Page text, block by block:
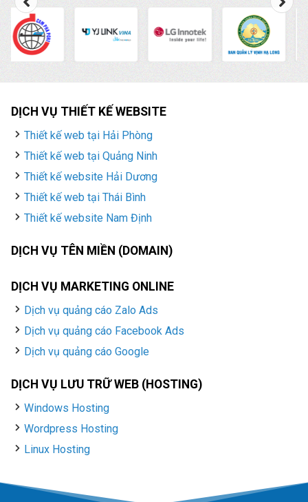
DỊCH VỤ THIẾT KẾ WEBSITE
Thiết kế web tại Hải Phòng
Thiết kế web tại Quảng Ninh
Thiết kế website Hải Dương
Thiết kế web tại Thái Bình
Thiết kế website Nam Định
DỊCH VỤ TÊN MIỀN (DOMAIN)
DỊCH VỤ MARKETING ONLINE
Dịch vụ quảng cáo Zalo Ads
Dịch vụ quảng cáo Facebook Ads
Dịch vụ quảng cáo Google
DỊCH VỤ LƯU TRỮ WEB (HOSTING)
Windows Hosting
Wordpress Hosting
Linux Hosting